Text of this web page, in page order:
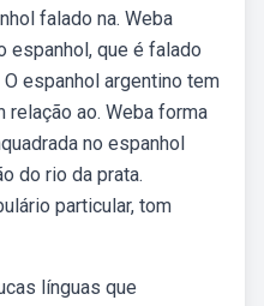
falado na. Weba
espanhol, que é falado
espanhol argentino tem
relação ao. Weba forma
no espanhol
do rio da prata.
particular, tom
línguas que